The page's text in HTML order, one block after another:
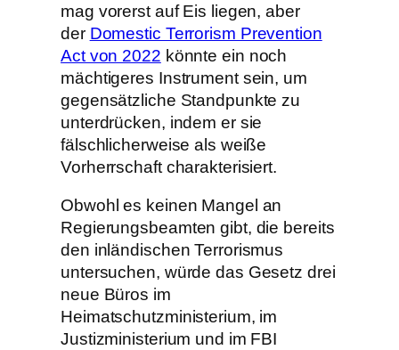
mag vorerst auf Eis liegen, aber
der Domestic Terrorism Prevention
Act von 2022 könnte ein noch
mächtigeres Instrument sein, um
gegensätzliche Standpunkte zu
unterdrücken, indem er sie
fälschlicherweise als weiße
Vorherrschaft charakterisiert.
Obwohl es keinen Mangel an
Regierungsbeamten gibt, die bereits
den inländischen Terrorismus
untersuchen, würde das Gesetz drei
neue Büros im
Heimatschutzministerium, im
Justizministerium und im FBI